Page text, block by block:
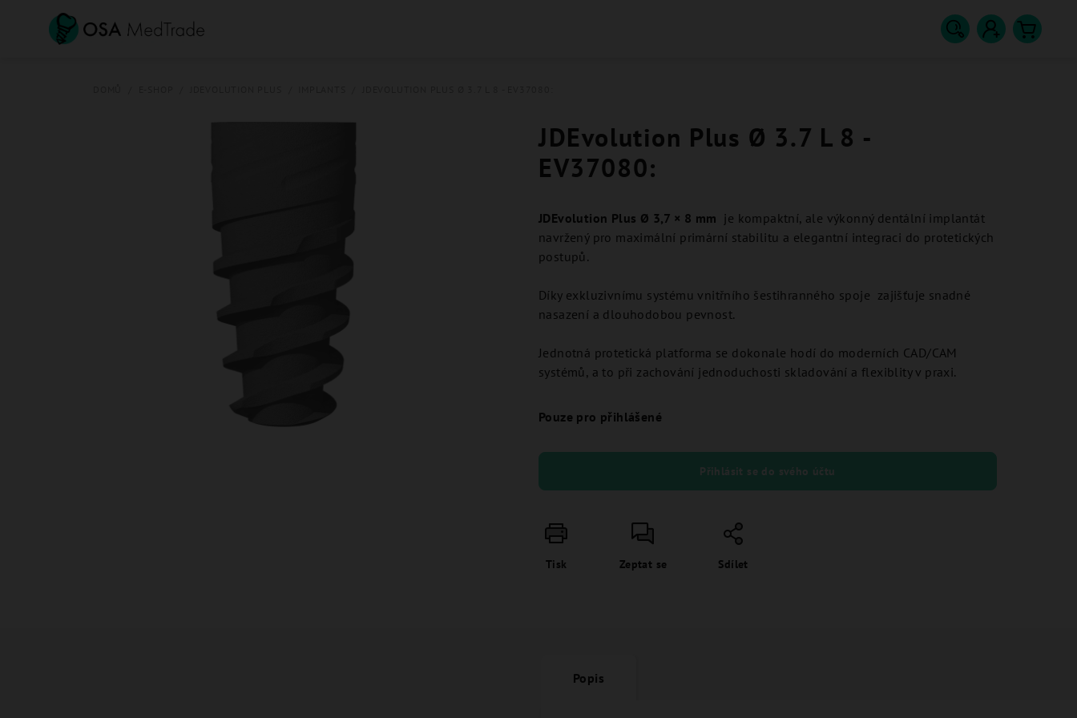
JDEvolution Plus Ø 3.7 L 8 -
EV37080:
JDEvolution Plus Ø 3,7 × 8 mm je kompaktní, ale výkonný dentální implantát
navržený pro maximální primární stabilitu a elegantní integraci do protetických
postupů.
Díky exkluzivnímu systému vnitřního šestihranného spoje zajišťuje snadné
nasazení a dlouhodobou pevnost.
Jednotná protetická platforma se dokonale hodí do moderních CAD/CAM
systémů, a to při zachování jednoduchosti skladování a flexiblity v praxi.
Pouze pro přihlášené
Přihlásit se do svého účtu
Tisk Zeptat se Sdílet
Popis